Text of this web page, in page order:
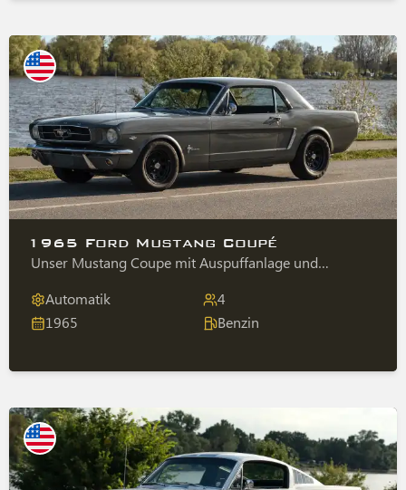
1965 Ford Mustang Coupé
Unser Mustang Coupe mit Auspuffanlage und
Automatik
4
1965
Benzin